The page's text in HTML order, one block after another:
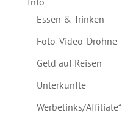
Essen & Trinken
Foto-Video-Drohne
Geld auf Reisen
Unterkünfte
Werbelinks/Affiliate*